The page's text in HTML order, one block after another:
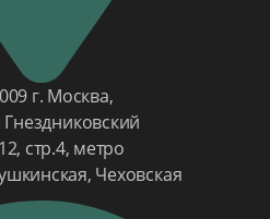
г. Москва,
стр.4, метро
Чеховская